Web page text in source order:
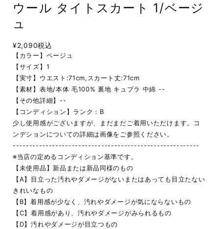
ウール タイトスカート 1/ベージ
ュ
¥2,090税込
【カラー】ベージュ
【サイズ】1
【実寸】ウエスト:71cm,スカート丈:71cm
【素材】表地/本体 毛100% 裏地 キュプラ 中綿 --
【その他詳細】--
【コンディション】ランク：B
少し使用感がございますが、まだまだご着用いただけます。コ
ンデションについての詳細は画像をご参照ください。
---------------------------------------------------------
※当店の定めるコンディション基準です。
【未使用品】新品または新品同様のもの
【A】目立った汚れやダメージがないまたはあっても目立たない
きれいなもの
【B】着用感が少なく、汚れやダメージが気にならないもの
【C】着用感があり、汚れやダメージがみられるもの
【D】汚れやダメージが目立つもの